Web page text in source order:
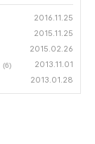
2016.11.25
2015.11.25
2015.02.26
(6) 2013.11.01
2013.01.28